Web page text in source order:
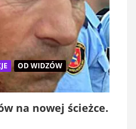
OD WIDZÓW
na nowej ścieżce.